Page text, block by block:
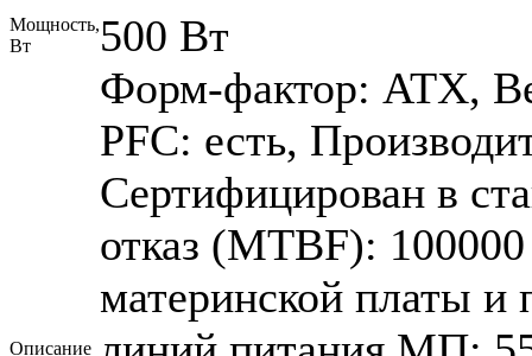
Мощность,
Вт
500 Вт
Описание
Форм-фактор: ATX,
PFC: есть,
Сертифицирован в
отказ (MTBF):
материнской платы и